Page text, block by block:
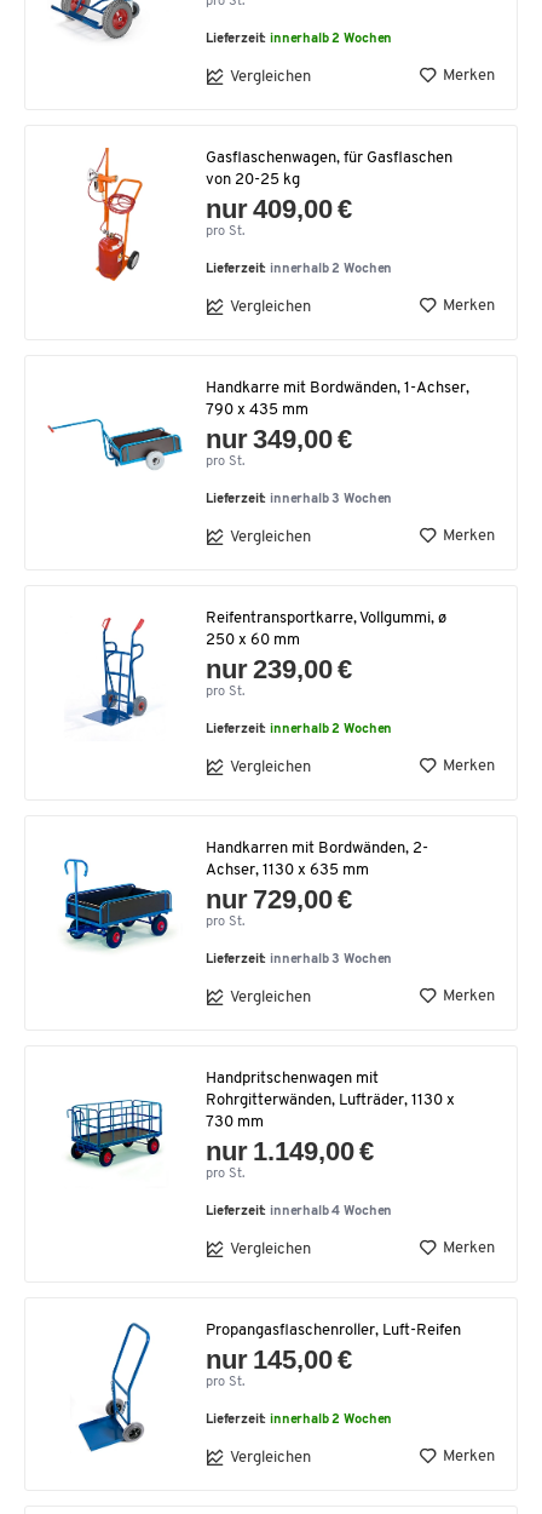
Lieferzeit:innerhalb 2 Wochen
Vergleichen Merken
Gasflaschenwagen, für Gasflaschen
von 20-25 kg
nur 409,00 €
pro St.
Lieferzeit: innerhalb 2 Wochen
Vergleichen Merken
Handkarre mit Bordwänden, 1-Achser,
790 x 435 mm
nur 349,00 €
pro St.
Lieferzeit: innerhalb 3 Wochen
Vergleichen Merken
Reifentransportkarre, Vollgummi, ø
250 x 60 mm
nur 239,00 €
pro St.
Lieferzeit:innerhalb 2 Wochen
Vergleichen Merken
Handkarren mit Bordwänden, 2-
Achser, 1130 x 635 mm
nur 729,00 €
pro St.
Lieferzeit: innerhalb 3 Wochen
Vergleichen Merken
Handpritschenwagen mit
Rohrgitterwänden, Lufträder, 1130 x
730 mm
nur 1.149,00 €
pro St.
Lieferzeit: innerhalb 4 Wochen
Vergleichen Merken
Propangasflaschenroller, Luft-Reifen
nur 145,00 €
pro St.
Lieferzeit:innerhalb 2 Wochen
Vergleichen Merken